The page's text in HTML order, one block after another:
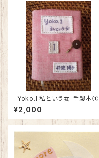
「Yoko.I 私という女」手製本①
¥2,000